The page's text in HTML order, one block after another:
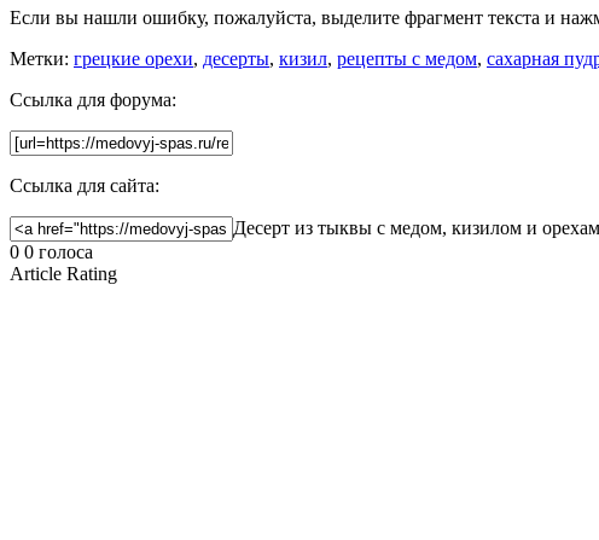
Если вы нашли ошибку, пожалуйста, выделите фрагмент текста и
Метки: грецкие орехи, десерты, кизил, рецепты с медом, сахарная
Ссылка для форума:
Ссылка для сайта:
Десерт из тыквы с медом, кизилом и
0 0 голоса
Article Rating